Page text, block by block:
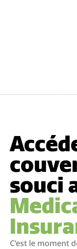
souci
C’est le moment